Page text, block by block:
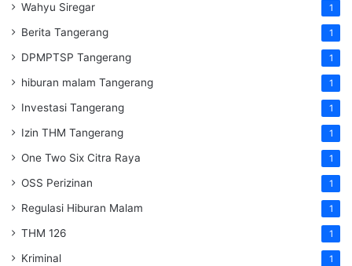
Wahyu Siregar 1
Berita Tangerang 1
DPMPTSP Tangerang 1
hiburan malam Tangerang 1
Investasi Tangerang 1
Izin THM Tangerang 1
One Two Six Citra Raya 1
OSS Perizinan 1
Regulasi Hiburan Malam 1
THM 126 1
Kriminal 1